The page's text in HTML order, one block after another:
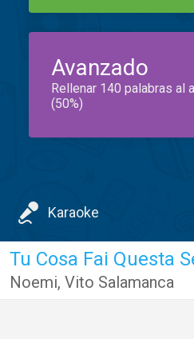
Avanzado
Rellenar 140 palabras al
(50%)
Karaoke
Tu Cosa Fai Questa
Noemi, Vito Salamanca